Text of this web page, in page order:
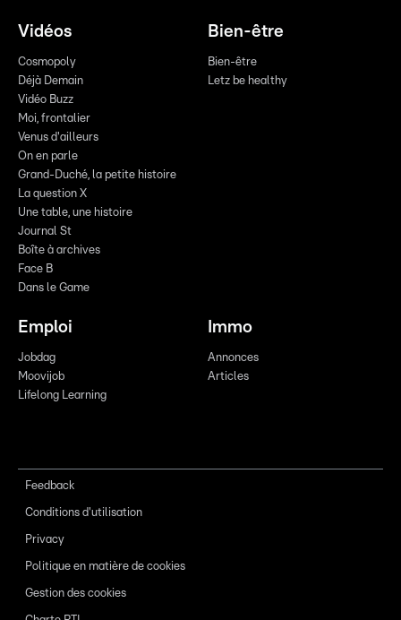
Vidéos
Cosmopoly
Déjà Demain
Vidéo Buzz
Moi, frontalier
Venus d'ailleurs
On en parle
Grand-Duché, la petite histoire
La question X
Une table, une histoire
Journal St
Boîte à archives
Face B
Dans le Game
Bien-être
Bien-être
Letz be healthy
Emploi
Jobdag
Moovijob
Lifelong Learning
Immo
Annonces
Articles
Feedback
Conditions d'utilisation
Privacy
Politique en matière de cookies
Gestion des cookies